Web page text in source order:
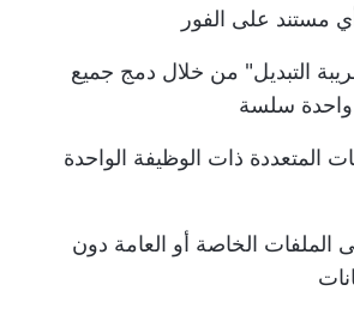
مستند على الفور
التبديل" من خلال دمج جميع
واحدة سلسة
المتعددة ذات الوظيفة الواحدة
الملفات الخاصة أو العامة دون